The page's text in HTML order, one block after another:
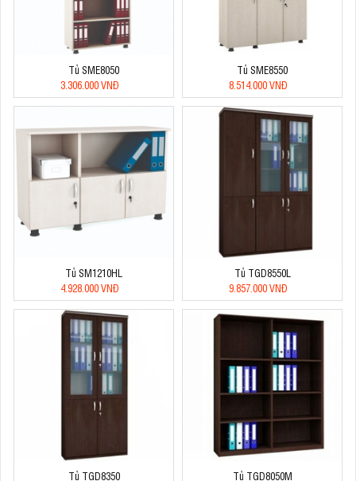
Tủ SME8050
3.306.000 VNĐ
Tủ SME8550
8.514.000 VNĐ
Tủ SM1210HL
4.928.000 VNĐ
Tủ TGD8550L
9.857.000 VNĐ
Tủ TGD8350
Tủ TGD8050M